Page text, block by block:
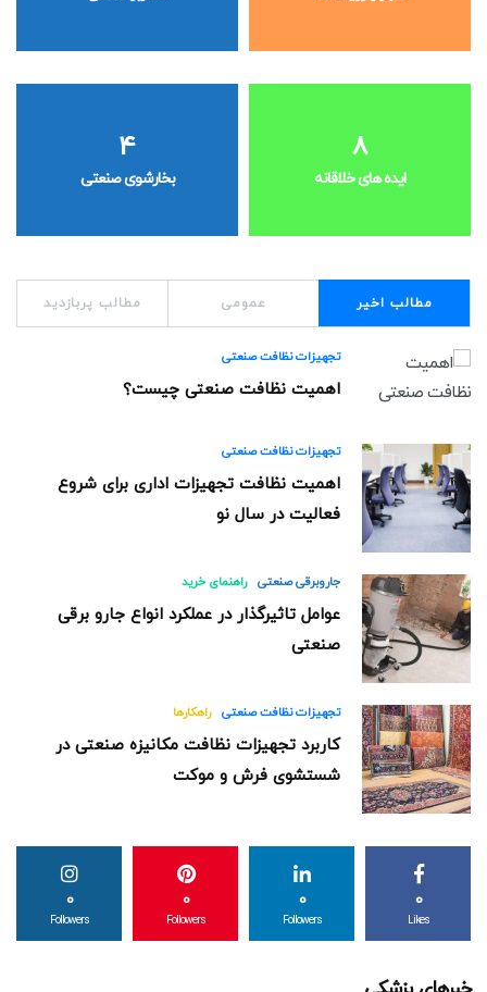
8
ایده های خلاقانه
4
بخارشوی صنعتی
مطالب اخیر عمومی مطالب پربازدید
تجهیزات نظافت صنعتی
اهمیت نظافت صنعتی چیست؟
تجهیزات نظافت صنعتی
اهمیت نظافت تجهیزات اداری برای شروع
فعالیت در سال نو
جاروبرقی صنعتی راهنمای خرید
عوامل تاثیرگذار در عملکرد انواع جارو برقی
صنعتی
تجهیزات نظافت صنعتی راهکارها
کاربرد تجهیزات نظافت مکانیزه صنعتی در
شستشوی فرش و موکت
0
Likes
0
Followers
0
Followers
0
Followers